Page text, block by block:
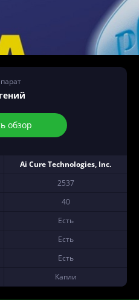
обзор
Ai Cure Technologies, Inc.
2537
40
Есть
Есть
Есть
Капли